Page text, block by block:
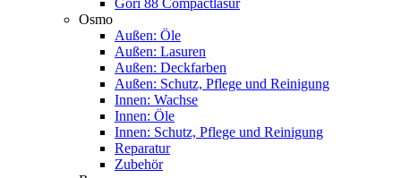
Gori 88 Compactlasur
Osmo
Außen: Öle
Außen: Lasuren
Außen: Deckfarben
Außen: Schutz, Pflege und Reinigung
Innen: Wachse
Innen: Öle
Innen: Schutz, Pflege und Reinigung
Reparatur
Zubehör